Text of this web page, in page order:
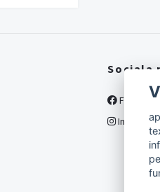
Sociala
Instagram